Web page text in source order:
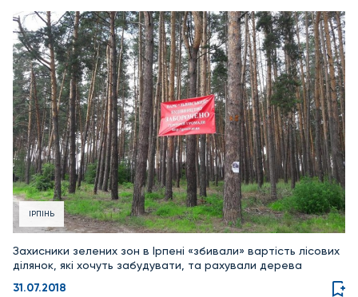
ІРПІНЬ
Захисники зелених зон в Ірпені «збивали» вартість лісових
ділянок, які хочуть забудувати, та рахували дерева
31.07.2018